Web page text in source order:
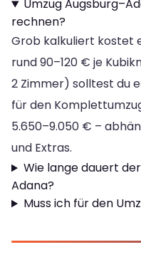
Umzug
rechnen?
Grob kalkuliert kostet
rund 90–120 € je
2 Zimmer) solltest du
für den
5.650–9.050 € –
und Extras.
Wie lange dauert
Adana?
Muss ich für den